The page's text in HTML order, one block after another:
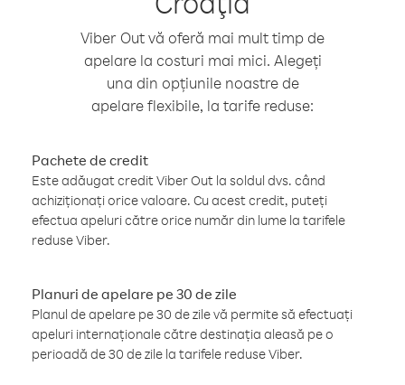
Viber Out vă oferă mai mult timp de
apelare la costuri mai mici. Alegeți
una din opțiunile noastre de
apelare flexibile, la tarife reduse:
Pachete de credit
Este adăugat credit Viber Out la soldul dvs. când
achiziționați orice valoare. Cu acest credit, puteți
efectua apeluri către orice număr din lume la tarifele
reduse Viber.
Planuri de apelare pe 30 de zile
Planul de apelare pe 30 de zile vă permite să efectuați
apeluri internaționale către destinația aleasă pe o
perioadă de 30 de zile la tarifele reduse Viber.